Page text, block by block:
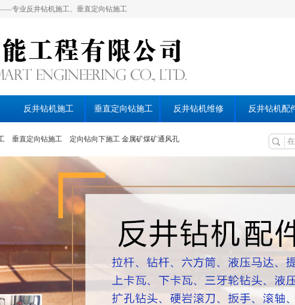
专业反井钻机施工、垂直定向钻施工
反井钻机施工 垂直定向钻施工 反井钻机维修 反井钻机配
垂直定向钻施工 定向钻向下施工 金属矿煤矿通风孔